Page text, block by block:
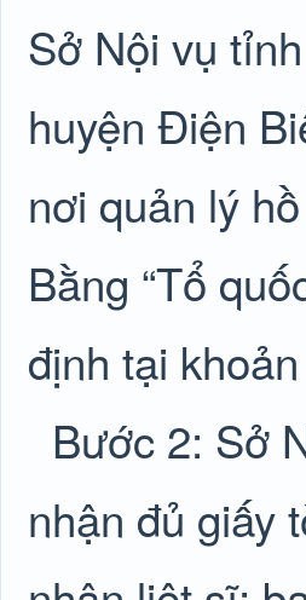
Sở Nội vụ
huyện Điện
nơi quản lý
Bằng “Tổ
định tại
Bước 2: Sở
nhận đủ giấy